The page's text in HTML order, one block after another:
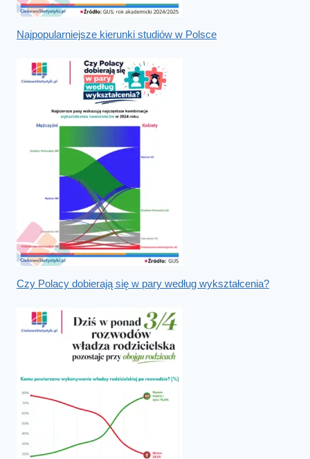
Najpopularniejsze kierunki studiów w Polsce
Czy Polacy dobierają się w pary według wykształcenia?